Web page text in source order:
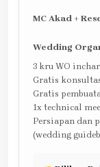
MC Akad +
Wedding
3 kru WO
Gratis
Gratis
1x technical
Persiapan dan
(wedding